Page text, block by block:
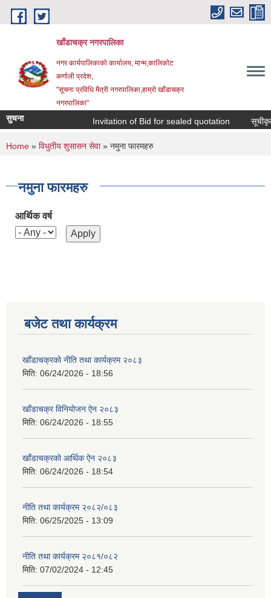
Skip to main content
खाँडाचक्र नगरपालिका
नगर कार्यपालिकाकाे कार्यालय, मान्म,कालिकाेट
क‍र्णाली प्रदेश,
"सूचना प्रविधि मैत्री नगरपालिका,हाम्राे खाँडाचक्र
नगरपालिका"
सुचना Invitation of Bid for sealed quotation सूचीकृत
You are here
Home » विधुतीय शुसासन सेवा» नमुना फारमहरु
नमुना फारमहरु
आर्थिक वर्ष
बजेट तथा कार्यक्रम
खाँडाचक्रको नीति तथा कार्यक्रम २०८३
मिति: 06/24/2026 - 18:56
खाँडाचक्र विनियोजन ऐन २०८३
मिति: 06/24/2026 - 18:55
खाँडाचक्रको आर्थिक ऐन २०८३
मिति: 06/24/2026 - 18:54
नीति तथा कार्यक्रम २०८२/०८३
मिति: 06/25/2025 - 13:09
नीति तथा कार्यक्रम २०८१/०८२
मिति: 07/02/2024 - 12:45